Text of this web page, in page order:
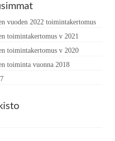
vuoden 2022 toimintakertomus
toimintakertomus v 2021
toimintakertomus v 2020
toiminta vuonna 2018